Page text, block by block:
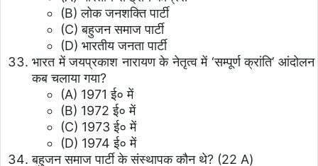
(B) लोक जनशक्ति पार्टी
(C) बहुजन समाज पार्टी
(D) भारतीय जनता पार्टी
भारत में जयप्रकाश नारायण के नेतृत्व में ‘सम्पूर्ण क्रांति’ आंदोलन
कब चलाया गया?
(A) 1971 ई० में
(B) 1972 ई० में
(C) 1973 ई० में
(D) 1974 ई० में
बहुजन समाज पार्टी के संस्थापक कौन थे? (22 A)